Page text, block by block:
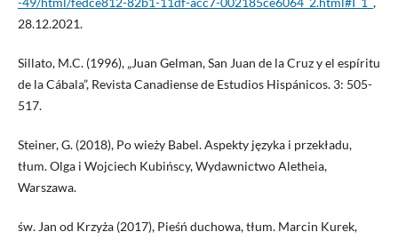
28.12.2021.
Sillato, M.C. (1996), „Juan Gelman, San Juan de la Cruz y el espíritu
de la Cábala”, Revista Canadiense de Estudios Hispánicos. 3: 505-
517.
Steiner, G. (2018), Po wieży Babel. Aspekty języka i przekładu,
tłum. Olga i Wojciech Kubińscy, Wydawnictwo Aletheia,
Warszawa.
św. Jan od Krzyża (2017), Pieśń duchowa, tłum. Marcin Kurek,